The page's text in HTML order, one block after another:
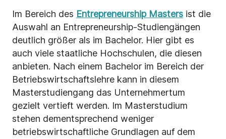
Im Bereich des Entrepreneurship Masters ist die
Auswahl an Entrepreneurship-Studiengängen
deutlich größer als im Bachelor. Hier gibt es
auch viele staatliche Hochschulen, die diesen
anbieten. Nach einem Bachelor im Bereich der
Betriebswirtschaftslehre kann in diesem
Masterstudiengang das Unternehmertum
gezielt vertieft werden. Im Masterstudium
stehen dementsprechend weniger
betriebswirtschaftliche Grundlagen auf dem